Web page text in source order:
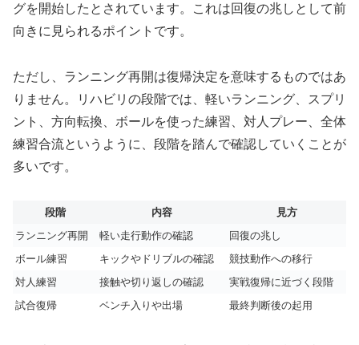
グを開始したとされています。これは回復の兆しとして前
向きに見られるポイントです。
ただし、ランニング再開は復帰決定を意味するものではあ
りません。リハビリの段階では、軽いランニング、スプリ
ント、方向転換、ボールを使った練習、対人プレー、全体
練習合流というように、段階を踏んで確認していくことが
多いです。
段階 内容
見方
ランニング再開
軽い走行動作の確認
回復の兆し
ボール練習
キックやドリブルの確認
競技動作への移行
対人練習
接触や切り返しの確認
実戦復帰に近づく段階
試合復帰
ベンチ入りや出場 最終判断後の起用